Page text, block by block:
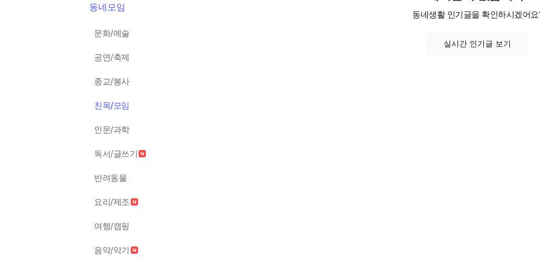
동네모임
문화/예술
공연/축제
종교/봉사
친목/모임
인문/과학
독서/글쓰기
반려동물
요리/제조
여행/캠핑
음악/악기
동네생활 인기글을 확인하시겠어요
실시간 인기글 보기